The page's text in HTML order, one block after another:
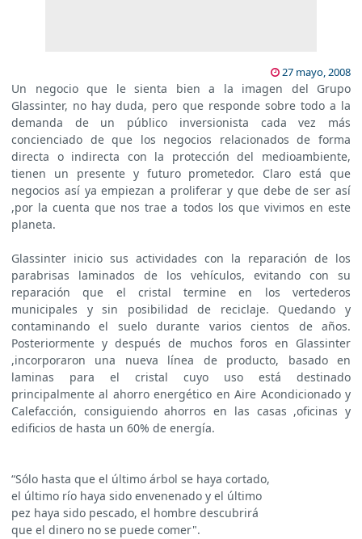
27 mayo, 2008
Un negocio que le sienta bien a la imagen del Grupo
Glassinter, no hay duda, pero que responde sobre todo a la
demanda de un público inversionista cada vez más
concienciado de que los negocios relacionados de forma
directa o indirecta con la protección del medioambiente,
tienen un presente y futuro prometedor. Claro está que
negocios así ya empiezan a proliferar y que debe de ser así
,por la cuenta que nos trae a todos los que vivimos en este
planeta.
Glassinter inicio sus actividades con la reparación de los
parabrisas laminados de los vehículos, evitando con su
reparación que el cristal termine en los vertederos
municipales y sin posibilidad de reciclaje. Quedando y
contaminando el suelo durante varios cientos de años.
Posteriormente y después de muchos foros en Glassinter
,incorporaron una nueva línea de producto, basado en
laminas para el cristal cuyo uso está destinado
principalmente al ahorro energético en Aire Acondicionado y
Calefacción, consiguiendo ahorros en las casas ,oficinas y
edificios de hasta un 60% de energía.
“Sólo hasta que el último árbol se haya cortado,
el último río haya sido envenenado y el último
pez haya sido pescado, el hombre descubrirá
que el dinero no se puede comer".